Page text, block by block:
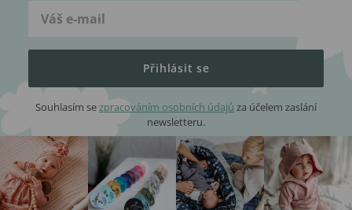
Přihlásit se
Souhlasím sezpracováním osobních údajů za účelem zaslání
newsletteru.